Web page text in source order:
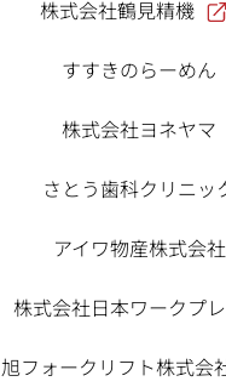
株式会社鶴見精機
すすきのらーめん
株式会社ヨネヤマ
さとう歯科クリニッ
アイワ物産株式会社
株式会社日本ワークプ
旭フォークリフト株式会